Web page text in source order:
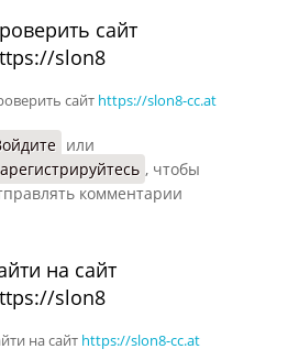
сайт
slon8
сайт https://slon8-cc.at
или
, чтобы
комментарии
на сайт
slon8
на сайт https://slon8-cc.at